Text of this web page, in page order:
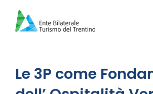
contenuto
Le 3P come